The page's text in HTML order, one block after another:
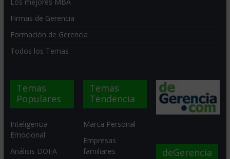
Firmas de Gerencia
Formación de Gerencia
Todos los Temas
Temas
Populares
Inteligencia
Emocional
Análisis DOFA
Temas
Tendencia
Marca Personal
Empresas
familiares
deGerencia